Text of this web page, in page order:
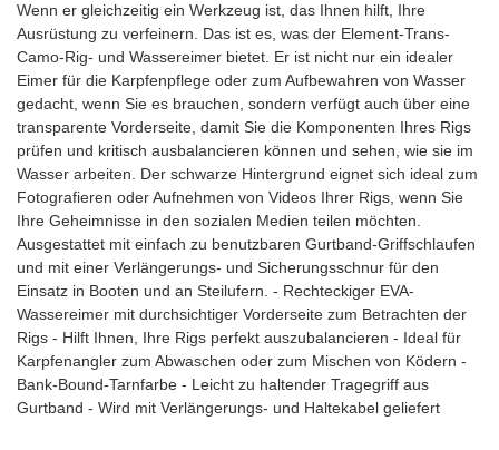
Wenn er gleichzeitig ein Werkzeug ist, das Ihnen hilft, Ihre
Ausrüstung zu verfeinern. Das ist es, was der Element-Trans-
Camo-Rig- und Wassereimer bietet. Er ist nicht nur ein idealer
Eimer für die Karpfenpflege oder zum Aufbewahren von Wasser
gedacht, wenn Sie es brauchen, sondern verfügt auch über eine
transparente Vorderseite, damit Sie die Komponenten Ihres Rigs
prüfen und kritisch ausbalancieren können und sehen, wie sie im
Wasser arbeiten. Der schwarze Hintergrund eignet sich ideal zum
Fotografieren oder Aufnehmen von Videos Ihrer Rigs, wenn Sie
Ihre Geheimnisse in den sozialen Medien teilen möchten.
Ausgestattet mit einfach zu benutzbaren Gurtband-Griffschlaufen
und mit einer Verlängerungs- und Sicherungsschnur für den
Einsatz in Booten und an Steilufern. - Rechteckiger EVA-
Wassereimer mit durchsichtiger Vorderseite zum Betrachten der
Rigs - Hilft Ihnen, Ihre Rigs perfekt auszubalancieren - Ideal für
Karpfenangler zum Abwaschen oder zum Mischen von Ködern -
Bank-Bound-Tarnfarbe - Leicht zu haltender Tragegriff aus
Gurtband - Wird mit Verlängerungs- und Haltekabel geliefert